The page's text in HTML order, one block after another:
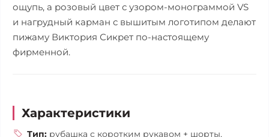
ощупь, а розовый цвет с узором-монограммой VS
и нагрудный карман с вышитым логотипом делают
пижаму Виктория Сикрет по-настоящему
фирменной.
Характеристики
Тип: рубашка с коротким рукавом + шорты,